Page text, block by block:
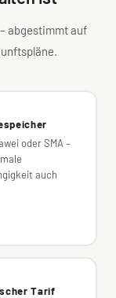
abgestimmt auf
oder SMA –
auch
Tarif